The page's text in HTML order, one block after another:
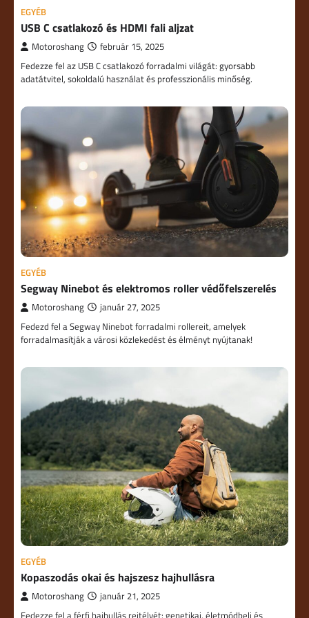
EGYÉB
USB C csatlakozó és HDMI fali aljzat
Motoroshang február 15, 2025
Fedezze fel az USB C csatlakozó forradalmi világát: gyorsabb
adatátvitel, sokoldalú használat és professzionális minőség.
EGYÉB
Segway Ninebot és elektromos roller védőfelszerelés
Motoroshang január 27, 2025
Fedezd fel a Segway Ninebot forradalmi rollereit, amelyek
forradalmasítják a városi közlekedést és élményt nyújtanak!
EGYÉB
Kopaszodás okai és hajszesz hajhullásra
Motoroshang január 21, 2025